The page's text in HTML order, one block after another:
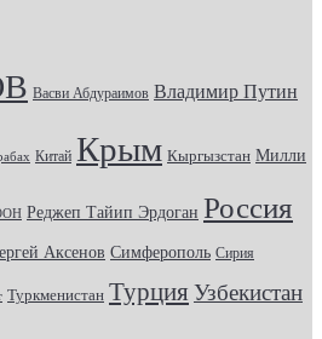
Васви Абдураимов Владимир Путин
Китай Крым Кыргызстан Милли
Реджеп Тайип Эрдоган Россия
Аксенов Симферополь Сирия
Туркменистан Турция Узбекистан